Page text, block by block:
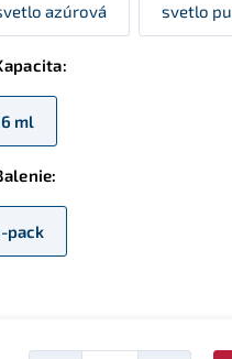
azúrová svetlo
ml
pack